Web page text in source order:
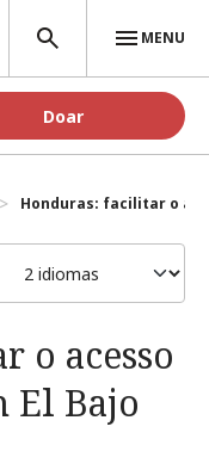
MENU
Doar
Honduras: facilitar o
o acesso
El Bajo